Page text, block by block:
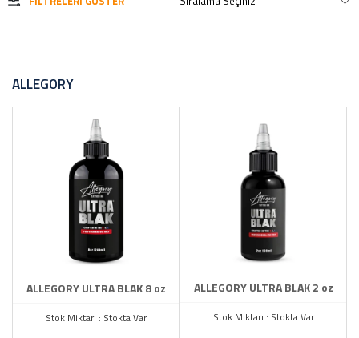
ALLEGORY
ALLEGORY ULTRA BLAK 8 oz
Stok Miktarı : Stokta Var
ALLEGORY ULTRA BLAK 2 oz
Stok Miktarı : Stokta Var